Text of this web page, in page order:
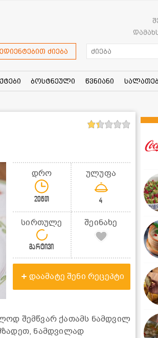
ძიება
ბოსტნეული წვნიანი
დრო
20წთ
ულუფა
4
სირთულე
მარტივი
შეინახე
დაამატე შენი რეცეპტი
შემწვარ ქათამს ნამდვილ
ნამდვილად